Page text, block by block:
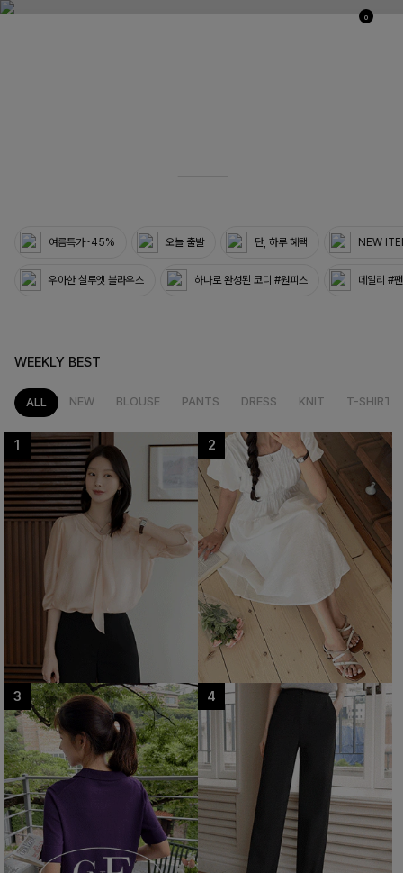
0
여름특가~45% 오늘 출발 단, 하루 혜택 NEW
우아한 실루엣 블라우스 하나로 완성된 코디 #원피스 데일리 #
WEEKLY BEST
ALL NEW BLOUSE PANTS DRESS KNIT T-SHIRT